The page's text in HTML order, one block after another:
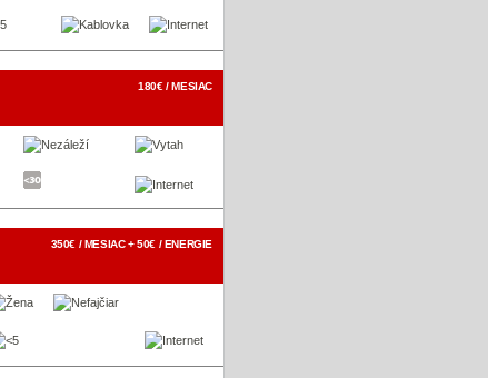
180€ / MESIAC
350€ / MESIAC + 50€ / ENERGIE